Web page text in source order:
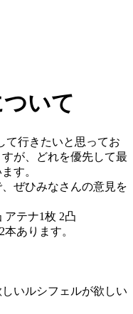
いて
て行きたいと思ってお
が、どれを優先して最
す。
ぜひみなさんの意見を
アテナ1枚 2凸
あります。
いルシフェルが欲しい